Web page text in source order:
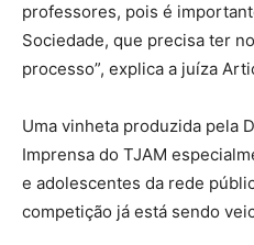
professores, pois é
Sociedade, que precisa ter
processo”, explica a juíza
Uma vinheta produzida pela
Imprensa do TJAM
e adolescentes da rede
competição já está sendo